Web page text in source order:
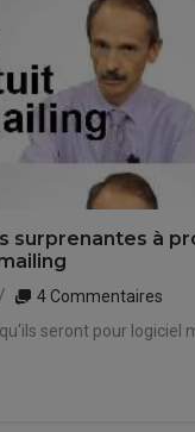
surprenantes à
4 Commentaires
qu'ils seront pour logiciel